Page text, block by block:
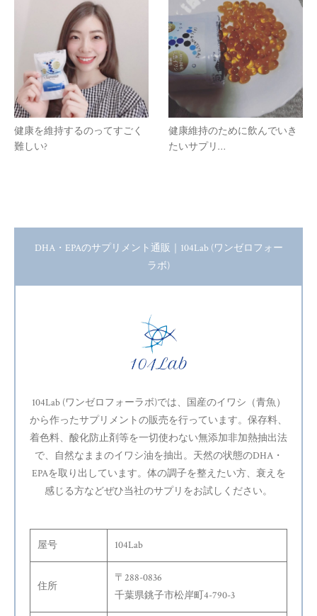
健康を維持するのってすごく
難しい?
健康維持のために飲んでいき
たいサプリ…
DHA・EPAのサプリメント通販｜104Lab (ワンゼロフォー
ラボ)
104Lab (ワンゼロフォーラボ)では、国産のイワシ（青魚）
から作ったサプリメントの販売を行っています。保存料、
着色料、酸化防止剤等を一切使わない無添加非加熱抽出法
で、自然なままのイワシ油を抽出。天然の状態のDHA・
EPAを取り出しています。体の調子を整えたい方、衰えを
感じる方などぜひ当社のサプリをお試しください。
屋号 104Lab
住所
〒288-0836
千葉県銚子市松岸町4-790-3